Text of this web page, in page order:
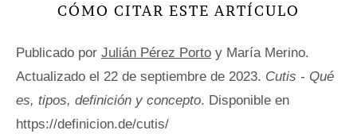
CÓMO CITAR ESTE ARTÍCULO
Publicado por Julián Pérez Porto y María Merino.
Actualizado el 22 de septiembre de 2023. Cutis - Qué
es, tipos, definición y concepto. Disponible en
https://definicion.de/cutis/